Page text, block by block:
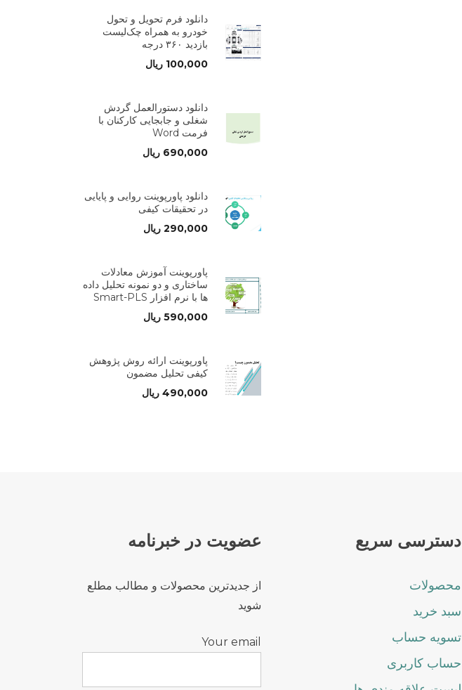
دانلود فرم تحویل و تحول
خودرو به همراه چک‌لیست
بازدید ۳۶۰ درجه
100,000 ریال
دانلود دستورالعمل گردش
شغلی و جابجایی کارکنان با
فرمت Word
690,000 ریال
دانلود پاورپوینت روایی و پایایی
در تحقیقات کیفی
290,000 ریال
پاورپوینت آموزش معادلات
ساختاری و دو نمونه تحلیل داده
ها با نرم افزار Smart-PLS
590,000 ریال
پاورپوینت ارائه روش پژوهش
کیفی تحلیل مضمون
490,000 ریال
دسترسی سریع
محصولات
سبد خرید
تسویه حساب
حساب کاربری
عضویت در خبرنامه
از جدیدترین محصولات و مطالب مطلع
شوید
Your email